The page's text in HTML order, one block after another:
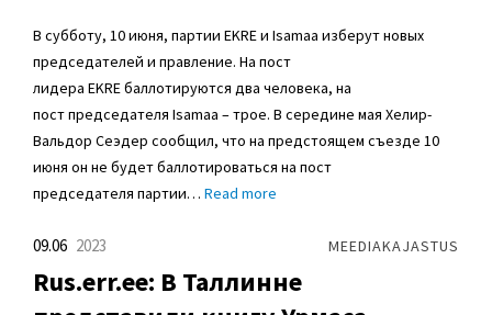
В субботу, 10 июня, партии EKRE и Isamaa изберут новых
председателей и правление. На пост
лидера EKRE баллотируются два человека, на
пост председателя Isamaa – трое. В середине мая Хелир-
Вальдор Сеэдер сообщил, что на предстоящем съезде 10
июня он не будет баллотироваться на пост
председателя партии… Read more
MEEDIAKAJASTUS
09.06 2023
Rus.err.ee: В Таллинне